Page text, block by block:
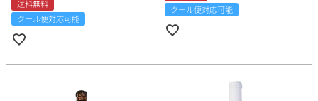
送料無料
クール便対応可能
クール便対応可能